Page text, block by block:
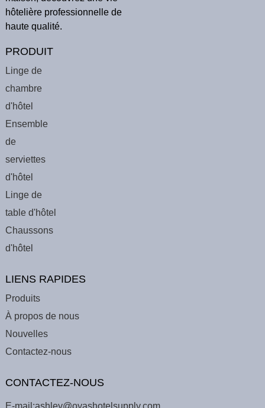
hôtelière professionnelle de
haute qualité.
PRODUIT
Linge de
chambre
d'hôtel
Ensemble
de
serviettes
d'hôtel
Linge de
table d'hôtel
Chaussons
d'hôtel
LIENS RAPIDES
Produits
À propos de nous
Nouvelles
Contactez-nous
CONTACTEZ-NOUS